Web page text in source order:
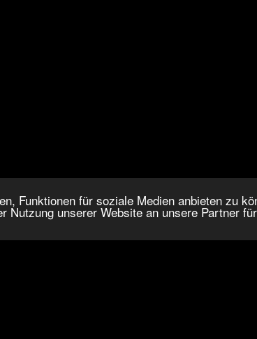
Funktionen für soziale Medien anbieten zu
unserer Website an unsere Partner